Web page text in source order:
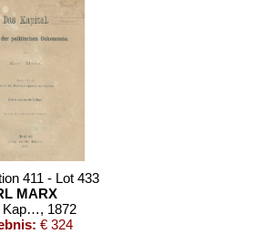
411 - Lot 433
MARX
Das Kapital. Band I. 2. Ausg. 1872., 1872
€ 324